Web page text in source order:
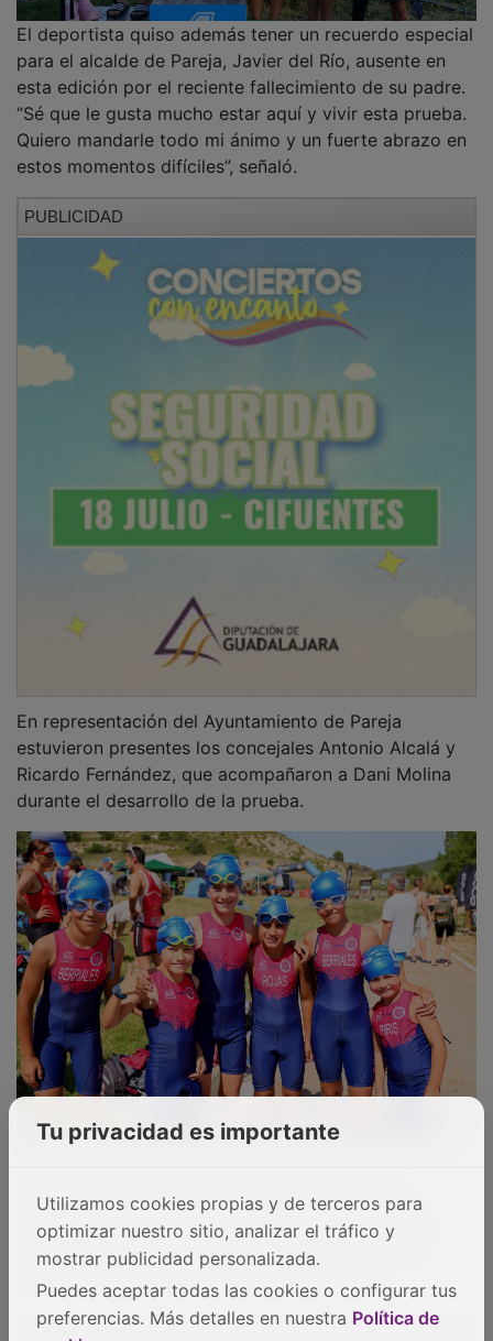
En representación del Ayuntamiento de Pareja
estuvieron presentes los concejales Antonio Alcalá y
Ricardo Fernández, que acompañaron a Dani Molina
durante el desarrollo de la prueba.
espectacular. El Azud ha vuelto a lucir de manera
extraordinaria y la organización ha sido impecable.
Trabajar con Dani Molina siempre es una garantía
porque cuida hasta el último detalle”, afirmó.
PUBLICIDAD
Tu privacidad es importante
Utilizamos cookies propias y de terceros para
optimizar nuestro sitio, analizar el tráfico y
mostrar publicidad personalizada.
Puedes aceptar todas las cookies o configurar tus
preferencias. Más detalles en nuestra Política de